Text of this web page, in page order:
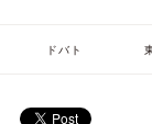
ドバト